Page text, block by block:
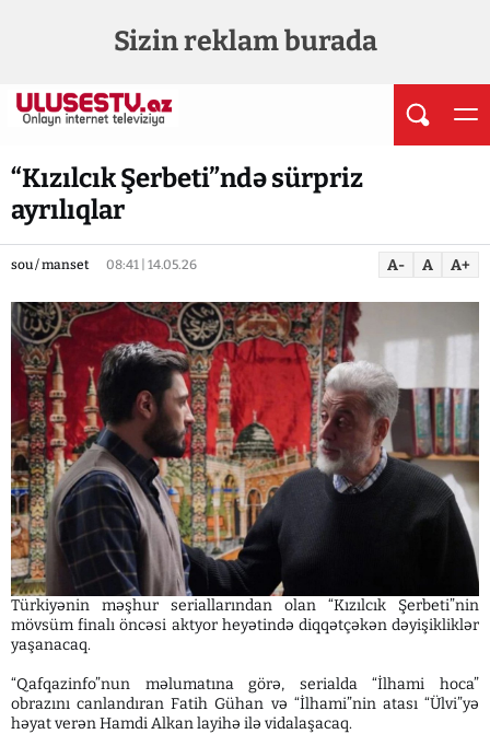
Sizin reklam burada
“Kızılcık Şerbeti”ndə sürpriz
ayrılıqlar
sou / manset 08:41 | 14.05.26 A- A A+
Türkiyənin məşhur seriallarından olan “Kızılcık Şerbeti”nin
mövsüm finalı öncəsi aktyor heyətində diqqətçəkən dəyişikliklər
yaşanacaq.
“Qafqazinfo”nun məlumatına görə, serialda “İlhami hoca”
obrazını canlandıran Fatih Gühan və “İlhami”nin atası “Ülvi”yə
həyat verən Hamdi Alkan layihə ilə vidalaşacaq.